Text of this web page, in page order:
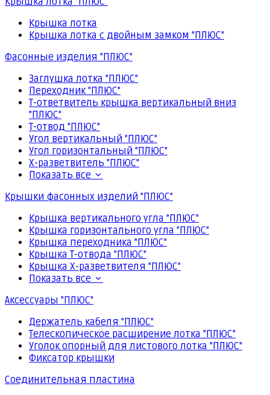
Крышка лотка
Крышка лотка с двойным замком "ПЛЮС"
Фасонные изделия "ПЛЮС"
Заглушка лотка "ПЛЮС"
Переходник "ПЛЮС"
Т-ответвитель крышка вертикальный вниз
"ПЛЮС"
Т-отвод "ПЛЮС"
Угол вертикальный "ПЛЮС"
Угол горизонтальный "ПЛЮС"
Х-разветвитель "ПЛЮС"
Показать все
Крышки фасонных изделий "ПЛЮС"
Крышка вертикального угла "ПЛЮС"
Крышка горизонтального угла "ПЛЮС"
Крышка переходника "ПЛЮС"
Крышка Т-отвода "ПЛЮС"
Крышка Х-разветвителя "ПЛЮС"
Показать все
Аксессуары "ПЛЮС"
Держатель кабеля "ПЛЮС"
Телескопическое расширение лотка "ПЛЮС"
Уголок опорный для листового лотка "ПЛЮС"
Фиксатор крышки
Соединительная пластина